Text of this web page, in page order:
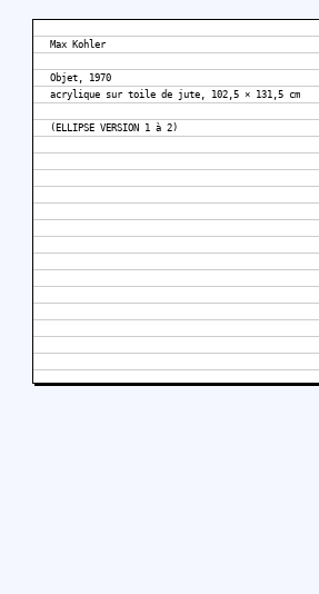
Max Kohler
Objet, 1970
acrylique sur toile de jute, 102,5 × 131,5 cm
(ELLIPSE VERSION 1 à 2)